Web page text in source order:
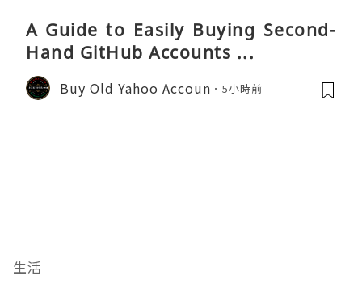
A Guide to Easily Buying Second-
Hand GitHub Accounts ...
Buy Old Yahoo Accoun 5小時前
生活